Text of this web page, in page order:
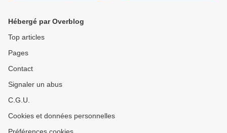
Hébergé par Overblog
Top articles
Pages
Contact
Signaler un abus
C.G.U.
Cookies et données personnelles